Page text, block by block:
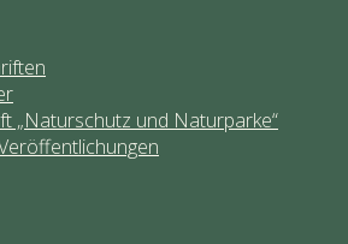
„Naturschutz und Naturparke“